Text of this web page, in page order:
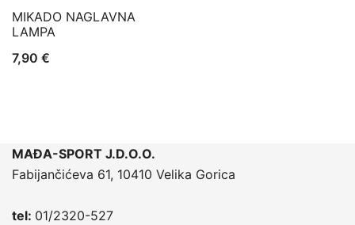
MIKADO NAGLAVNA
LAMPA
7,90 €
MAĐA-SPORT J.D.O.O.
Fabijančićeva 61, 10410 Velika Gorica
tel: 01/2320-527